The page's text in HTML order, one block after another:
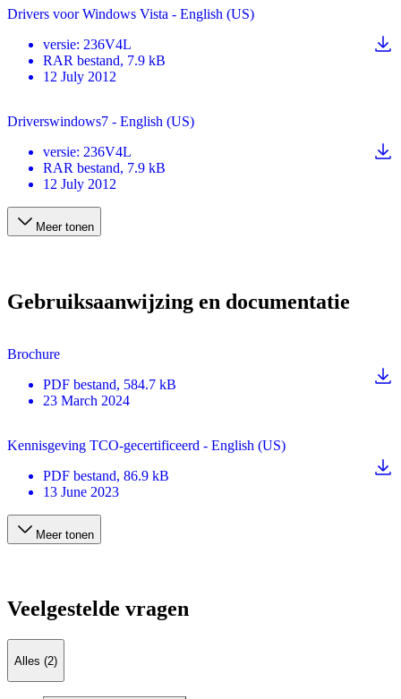
Drivers voor Windows Vista - English (US)
versie: 236V4L
RAR bestand, 7.9 kB
12 July 2012
Driverswindows7 - English (US)
versie: 236V4L
RAR bestand, 7.9 kB
12 July 2012
Meer tonen
Gebruiksaanwijzing en documentatie
Brochure
PDF bestand, 584.7 kB
23 March 2024
Kennisgeving TCO-gecertificeerd - English (US)
PDF bestand, 86.9 kB
13 June 2023
Meer tonen
Veelgestelde vragen
Alles (2)